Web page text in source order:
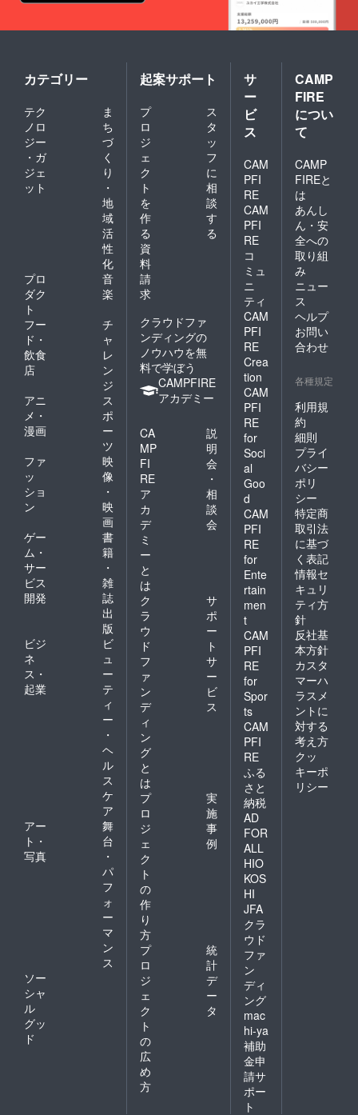
カテゴリー
テク
ノロ
ジー
・ガ
ジェ
ット
ま
ち
づ
く
り
・
地
域
活
性
化
プロ
ダク
ト
音
楽
フー
ド・
飲食
店
チ
ャ
レ
ン
ジ
アニ
メ・
漫画
ス
ポ
ー
ツ
ファ
ッ
ショ
ン
映
像
・
映
画
ゲー
ム・
サー
ビス
開発
書
籍
・
雑
誌
出
版
ビジ
ネ
ス・
起業
ビ
ュ
ー
テ
ィ
ー
・
ヘ
ル
ス
ケ
ア
アー
ト・
写真
舞
台
・
パ
フ
ォ
ー
マ
ン
ス
ソー
シャ
ル
グッ
ド
起案サポート
プ
ロ
ジ
ェ
ク
ト
を
作
る
ス
タ
ッ
フ
に
相
談
す
る
資
料
請
求
クラウドファ
ンディングの
ノウハウを無
料で学ぼう
CAMPFIRE
アカデミー
CA
MP
FI
RE
ア
カ
デ
ミ
ー
と
は
説
明
会
・
相
談
会
ク
ラ
ウ
ド
フ
ァ
ン
デ
ィ
ン
グ
と
は
サ
ポ
ー
ト
サ
ー
ビ
ス
プ
ロ
ジ
ェ
ク
ト
の
作
り
方
実
施
事
例
プ
ロ
ジ
ェ
ク
ト
の
広
め
方
統
計
デ
ー
タ
サ
ー
ビ
ス
CAM
PFI
RE
CAM
PFI
RE
コ
ミュ
ニ
ティ
CAM
PFI
RE
Crea
tion
CAM
PFI
RE
for
Soci
al
Goo
d
CAM
PFI
RE
for
Ente
rtain
men
t
CAM
PFI
RE
for
Spor
ts
CAM
PFI
RE
ふる
さと
納税
AD
FOR
ALL
HIO
KOS
HI
JFA
クラ
ウド
ファ
ン
ディ
ング
mac
hi-ya
補助
金申
請サ
ポー
ト
CAMP
FIRE
につい
て
CAMP
FIREと
は
あんし
ん・安
全への
取り組
み
ニュー
ス
ヘルプ
お問い
合わせ
各種規定
利用規
約
細則
プライ
バシー
ポリ
シー
特定商
取引法
に基づ
く表記
情報セ
キュリ
ティ方
針
反社基
本方針
カスタ
マーハ
ラスメ
ントに
対する
考え方
クッ
キーポ
リシー